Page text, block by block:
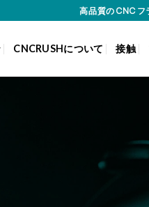
高品質の CNC
CNCRUSHについて 接触